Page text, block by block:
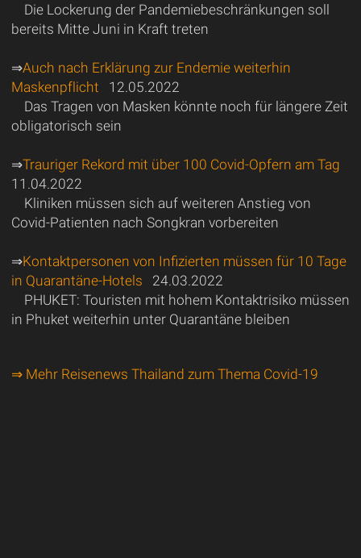
Die Lockerung der Pandemiebeschränkungen soll
bereits Mitte Juni in Kraft treten
⇒Auch nach Erklärung zur Endemie weiterhin
Maskenpflicht
12.05.2022
Das Tragen von Masken könnte noch für längere Zeit
obligatorisch sein
⇒Trauriger Rekord mit über 100 Covid-Opfern am Tag
11.04.2022
Kliniken müssen sich auf weiteren Anstieg von
Covid-Patienten nach Songkran vorbereiten
⇒Kontaktpersonen von Infizierten müssen für 10 Tage
in Quarantäne-Hotels 24.03.2022
PHUKET: Touristen mit hohem Kontaktrisiko müssen
in Phuket weiterhin unter Quarantäne bleiben
⇒ Mehr Reisenews Thailand zum Thema Covid-19